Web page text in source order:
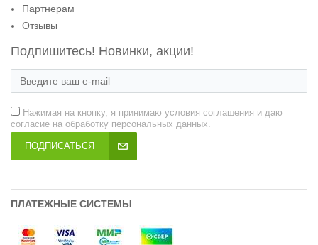
Партнерам
Отзывы
Подпишитесь! Новинки, акции!
Нажимая на кнопку, я принимаю условия соглашения и даю
согласие на обработку персональных данных.
ПОДПИСАТЬСЯ
ПЛАТЕЖНЫЕ СИСТЕМЫ